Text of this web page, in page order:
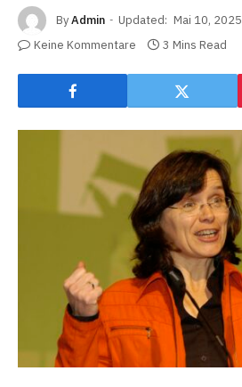
ByAdmin Updated: Mai 10, 2025
Keine Kommentare
3 Mins Read